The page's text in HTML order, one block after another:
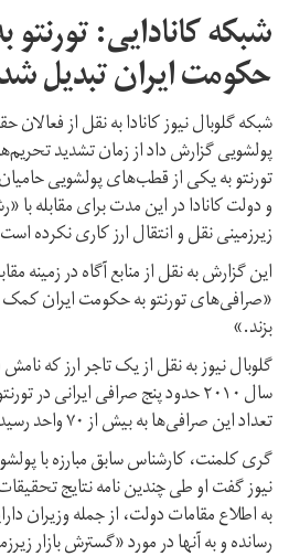
شبکه کانادایی:
حکومت ایران تبدیل
شبکه گلوبال نیوز کانادا به نقل از فعالان
تورنتو به یکی از قطب‌های پولشویی
و دولت کانادا در این مدت برای مقابله
زیرزمینی نقل و انتقال ارز کاری نکرده
این گزارش به نقل از منابع آگاه در زمینه
«صرافی‌های تورنتو به حکومت ایران کمک
بزند.»
گلوبال نیوز به نقل از یک تاجر ارز که
سال ۲۰۱۰ حدود پنج صرافی ایرانی
تعداد این صرافی‌ها به بیش از ۷۰ واحد رسیده است.
گری کلمنت، کارشناس سابق مبارزه با
نیوز گفت او طی چندین نامه نتایج
به اطلاع مقامات دولت، از جمله وزیران
رسانده و به آنها در مورد «گسترش بازار